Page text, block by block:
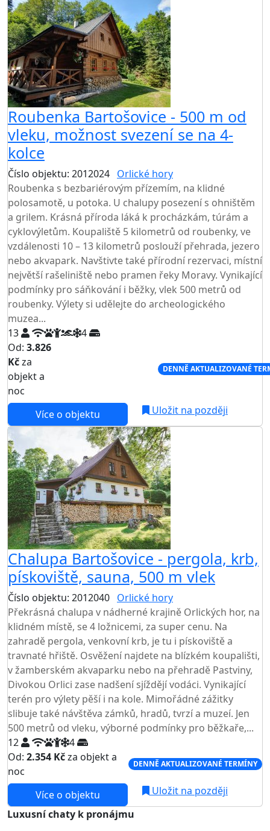
Roubenka Bartošovice - 500 m od
vleku, možnost svezení se na 4-
kolce
Číslo objektu: 2012024 Orlické hory
Roubenka s bezbariérovým přízemím, na klidné
polosamotě, u potoka. U chalupy posezení s ohništěm
a grilem. Krásná příroda láká k procházkám, túrám a
cyklovýletům. Koupaliště 5 kilometrů od roubenky, ve
vzdálenosti 10 – 13 kilometrů poslouží přehrada, jezero
nebo akvapark. Navštivte také přírodní rezervaci, místní
největší rašeliniště nebo pramen řeky Moravy. Vynikající
podmínky pro sáňkování i běžky, vlek 500 metrů od
roubenky. Výlety si udělejte do archeologického
muzea...
13
4
Od: 3.826
Kčza
objekt a
noc
DENNĚ AKTUALIZOVANÉ
Více o objektu Uložit na později
Chalupa Bartošovice - pergola, krb,
pískoviště, sauna, 500 m vlek
Číslo objektu: 2012040 Orlické hory
Překrásná chalupa v nádherné krajině Orlických hor, na
klidném místě, se 4 ložnicemi, za super cenu. Na
zahradě pergola, venkovní krb, je tu i pískoviště a
travnaté hřiště. Osvěžení najdete na blízkém koupališti,
v žamberském akvaparku nebo na přehradě Pastviny,
Divokou Orlici zase nadšení sjíždějí vodáci. Vynikající
terén pro výlety pěší i na kole. Mimořádné zážitky
slibuje také návštěva zámků, hradů, tvrzí a muzeí. Jen
500 metrů od vleku, výborné podmínky pro běžkaře,...
12
4
Od: 2.354 Kčza objekt a
noc
DENNĚ AKTUALIZOVANÉ TERMÍNY
Více o objektu
Uložit na později
Luxusní chaty k pronájmu